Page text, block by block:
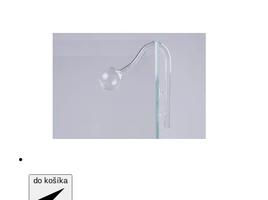
do košíka